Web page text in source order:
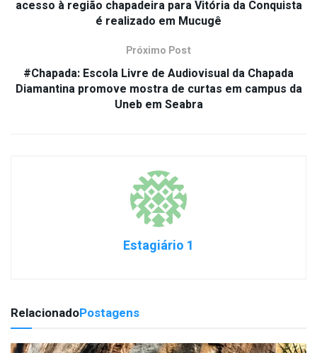
acesso à região chapadeira para Vitória da Conquista
é realizado em Mucugê
Próximo Post
#Chapada: Escola Livre de Audiovisual da Chapada
Diamantina promove mostra de curtas em campus da
Uneb em Seabra
Estagiário 1
RelacionadoPostagens